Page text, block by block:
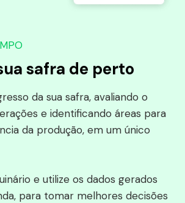
safra de perto
da sua safra, avaliando o
e identificando áreas para
da produção, em um único
e utilize os dados gerados
para tomar melhores decisões